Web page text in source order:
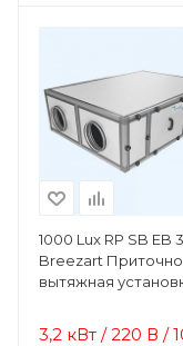
1000 Lux RP SB EB
Breezart
вытяжная
рекуператором
3,2 кВт / 220 В /